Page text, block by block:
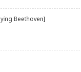
Beethoven]